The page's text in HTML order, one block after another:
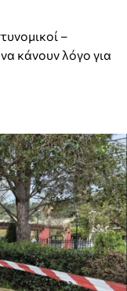
–
κάνουν λόγο για